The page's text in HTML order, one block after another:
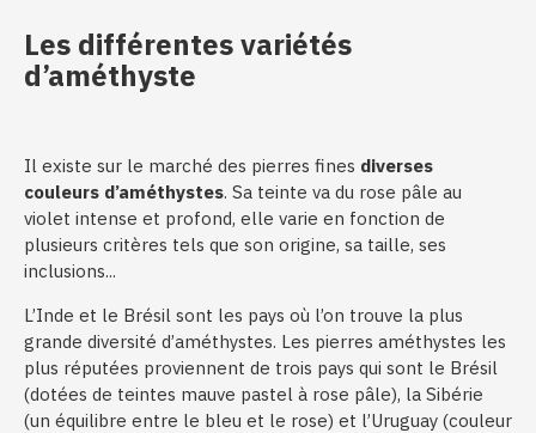
Les différentes variétés
d’améthyste
Il existe sur le marché des pierres fines diverses
couleurs d’améthystes. Sa teinte va du rose pâle au
violet intense et profond, elle varie en fonction de
plusieurs critères tels que son origine, sa taille, ses
inclusions...
L’Inde et le Brésil sont les pays où l’on trouve la plus
grande diversité d’améthystes. Les pierres améthystes les
plus réputées proviennent de trois pays qui sont le Brésil
(dotées de teintes mauve pastel à rose pâle), la Sibérie
(un équilibre entre le bleu et le rose) et l’Uruguay (couleur